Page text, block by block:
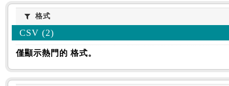
格式格式
CSV (2)
僅顯示熱門的 格式。